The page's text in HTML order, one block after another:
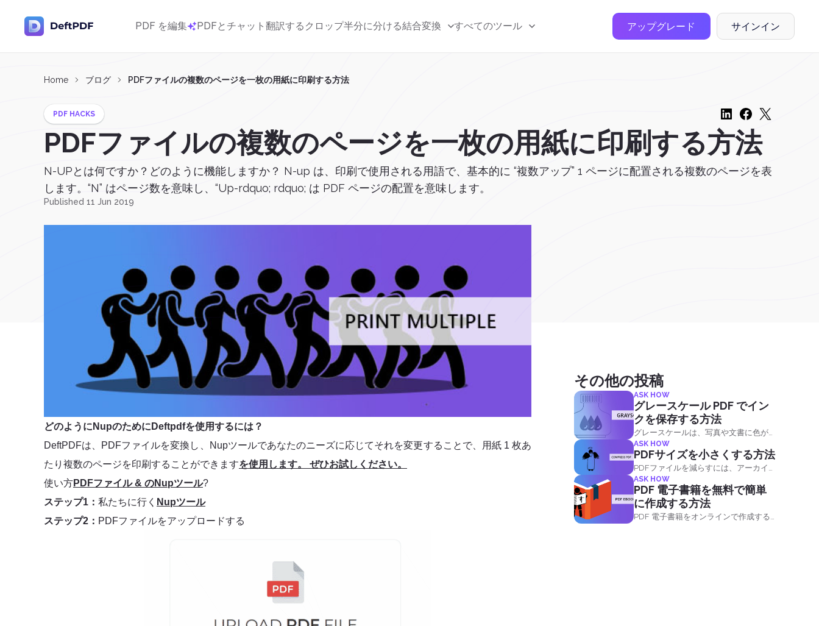
PDF を編集 PDFとチャット翻訳する クロップ半分に分ける結合変換 すべてのツール アップグレード サインイン
Home ブログ PDFファイルの複数のページを一枚の用紙に印刷する方法
PDF HACKS
PDFファイルの複数のページを一枚の用紙に印刷する方法
N-UPとは何ですか？どのように機能しますか？ N-up は、印刷で使用される用語で、基本的に “複数アップ” 1 ページに配置される複数のページを表
します。“N” はページ数を意味し、“Up-rdquo; rdquo; は PDF ページの配置を意味します。
Published 11 Jun 2019
どのようにNupのためにDeftpdfを使用するには？
DeftPDFは、PDFファイルを変換し、Nupツールであなたのニーズに応じてそれを変更することで、用紙 1 枚あ
たり複数のページを印刷することができますを使用します。 ぜひお試しください。
使い方PDFファイル & のNupツール?
ステップ1： 私たちに行く Nupツール
ステップ2： PDFファイルをアップロードする
その他の投稿
ASK HOW
グレースケール PDF でイン
クを保存する方法
グレースケールは、写真や文書に色が
ないモノクロ画像の産物です。 ファイ
ルをグレースケールで変換するには、
色を削除し、インクの主なソースとし
て黒のままにすることを意味します。
ASK HOW
PDFサイズを小さくする方法
PDFファイルを減らすには、アーカイ
ブディスク容量を一定の割合だけ減ら
すPDFコンプレッサーソフトウェアが
必要です。 多くの場合、圧縮ツールは
PDFファイルを元のサイズの最大 50 ％
ASK HOW
PDF 電子書籍を無料で簡単
に作成する方法
PDF 電子書籍をオンラインで作成する